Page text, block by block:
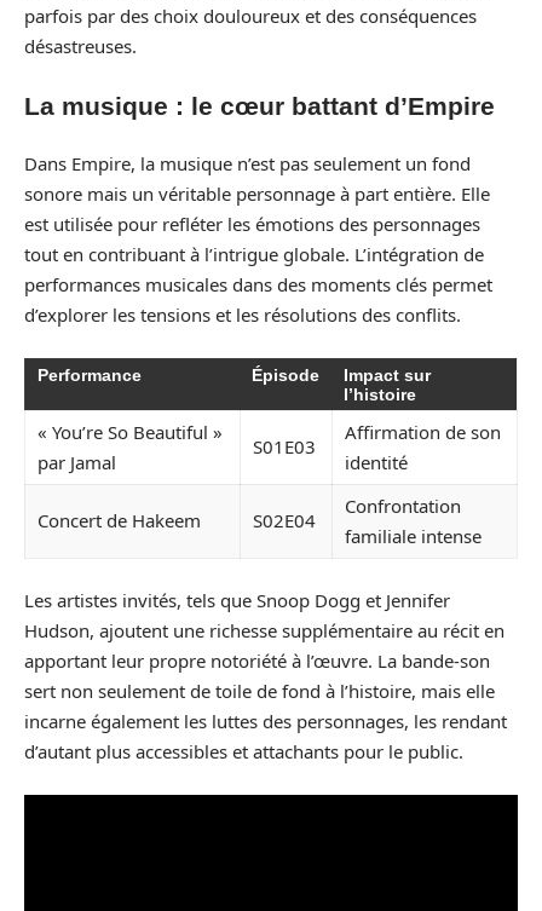
parfois par des choix douloureux et des conséquences
désastreuses.
La musique : le cœur battant d’Empire
Dans Empire, la musique n’est pas seulement un fond
sonore mais un véritable personnage à part entière. Elle
est utilisée pour refléter les émotions des personnages
tout en contribuant à l’intrigue globale. L’intégration de
performances musicales dans des moments clés permet
d’explorer les tensions et les résolutions des conflits.
Performance Épisode
Impact sur
l’histoire
« You’re So Beautiful »
par Jamal
S01E03
Affirmation de son
identité
Concert de Hakeem S02E04
Confrontation
familiale intense
Les artistes invités, tels que Snoop Dogg et Jennifer
Hudson, ajoutent une richesse supplémentaire au récit en
apportant leur propre notoriété à l’œuvre. La bande-son
sert non seulement de toile de fond à l’histoire, mais elle
incarne également les luttes des personnages, les rendant
d’autant plus accessibles et attachants pour le public.